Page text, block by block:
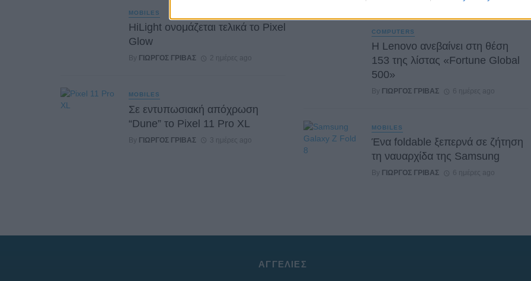
MOBILES
HiLight ονομάζεται τελικά το Pixel
Glow
By ΓΙΏΡΓΟΣ ΓΡΊΒΑΣ 2 ημέρες ago
MOBILES
Σε εντυπωσιακή απόχρωση
“Dune” το Pixel 11 Pro XL
By ΓΙΏΡΓΟΣ ΓΡΊΒΑΣ 3 ημέρες ago
COMPUTERS
Η Lenovo ανεβαίνει στη θέση
153 της λίστας «Fortune Global
500»
By ΓΙΏΡΓΟΣ ΓΡΊΒΑΣ 6 ημέρες ago
MOBILES
Ένα foldable ξεπερνά σε ζήτηση
τη ναυαρχίδα της Samsung
By ΓΙΏΡΓΟΣ ΓΡΊΒΑΣ 6 ημέρες ago
ΑΓΓΕΛΊΕΣ